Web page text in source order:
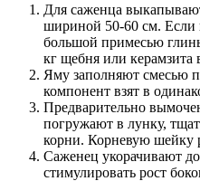
Для саженца
шириной 50-60 см. Если
большой примесью
кг щебня или керамзита
Яму заполняют смесью
компонент взят в
Предварительно
погружают в лунку,
корни. Корневую шейку
Саженец укорачивают
стимулировать рост